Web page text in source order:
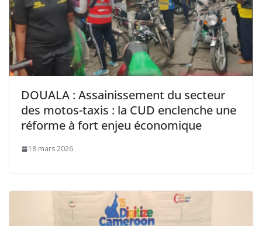
DOUALA : Assainissement du secteur
des motos-taxis : la CUD enclenche une
réforme à fort enjeu économique
18 mars 2026